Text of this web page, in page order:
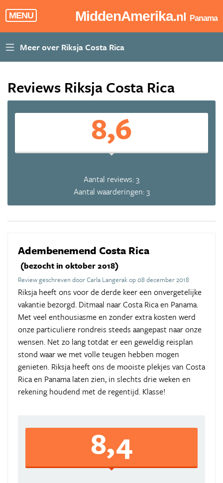
MENU MiddenAmerika.nl Panama
Reviews Riksja Costa Rica
8,6
Aantal reviews: 3
Aantal waarderingen: 3
Adembenemend Costa Rica
(bezocht in oktober 2018)
Review geschreven door Carla Langerak op 08 december 2018
Riksja heeft ons voor de derde keer een onvergetelijke
vakantie bezorgd. Ditmaal naar Costa Rica en Panama.
Met veel enthousiasme en zonder extra kosten werd
onze particuliere rondreis steeds aangepast naar onze
wensen. Net zo lang totdat er een geweldig reisplan
stond waar we met volle teugen hebben mogen
genieten. Riksja heeft ons de mooiste plekjes van Costa
Rica en Panama laten zien, in slechts drie weken en
rekening houdend met de regentijd. Klasse!
8,4